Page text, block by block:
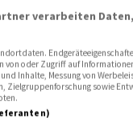
zunächst
Wladimir Putin
die Ukraine
stark zu. Ein
Sanktionen, die
verarbeiten
von oder Zugriff auf
Inhalte, Messung von
Zielgruppenforschung sowie